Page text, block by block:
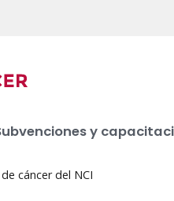
y
cáncer del NCI